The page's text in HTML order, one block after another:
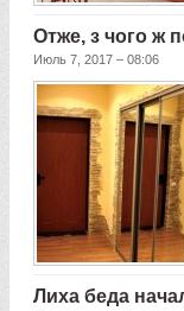
Отже, з чого ж
Июль 7, 2017 – 08:06
Лиха беда